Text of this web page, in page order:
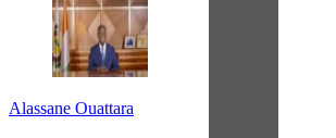
Alassane Ouattara